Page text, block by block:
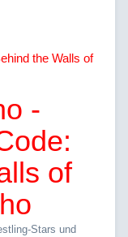
-
of
Stars und